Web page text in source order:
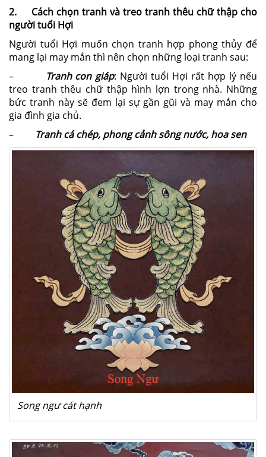
2. Cách chọn tranh và treo tranh thêu chữ thập cho
người tuổi Hợi
Người tuổi Hợi muốn chọn tranh hợp phong thủy để
mang lại may mắn thì nên chọn những loại tranh sau:
–
Tranh con giáp: Người tuổi Hợi rất hợp lý nếu
treo tranh thêu chữ thập hình lợn trong nhà. Những
bức tranh này sẽ đem lại sự gần gũi và may mắn cho
gia đình gia chủ.
–
Tranh cá chép, phong cảnh sông nước, hoa sen
Song ngư cát hạnh